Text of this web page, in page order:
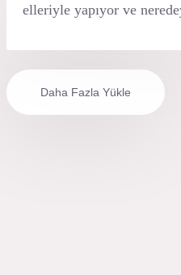
elleriyle yapıyor ve
Daha Fazla Yükle